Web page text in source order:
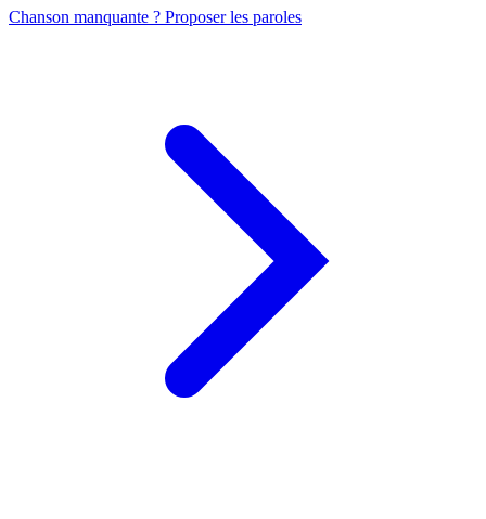
Chanson manquante ? Proposer les paroles